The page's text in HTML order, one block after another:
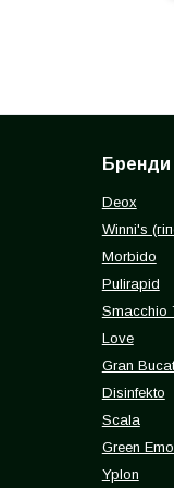
Бренди
Deox
Winni's
Morbido
Pulirapid
Smacchio
Love
Gran
Disinfekto
Scala
Green
Yplon